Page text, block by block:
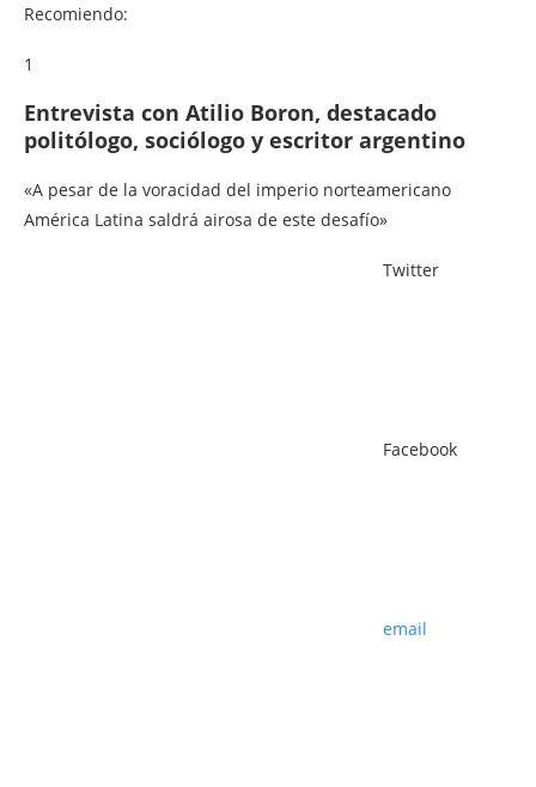
Recomiendo:
1
Entrevista con Atilio Boron, destacado
politólogo, sociólogo y escritor argentino
«A pesar de la voracidad del imperio norteamericano
América Latina saldrá airosa de este desafío»
Twitter
Facebook
email